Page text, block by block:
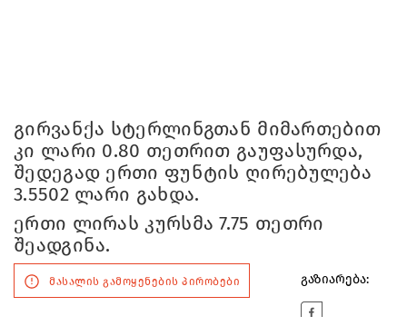
გირვანქა სტერლინგთან მიმართებით
კი ლარი 0.80 თეთრით გაუფასურდა,
შედეგად ერთი ფუნტის ღირებულება
3.5502 ლარი გახდა.
ერთი ლირას კურსმა 7.75 თეთრი
შეადგინა.
მასალის გამოყენების პირობები გაზიარება: